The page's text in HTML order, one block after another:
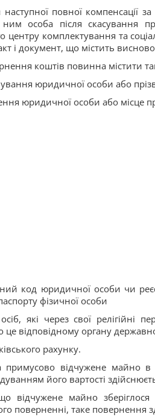
повної компенсації
особа після скасування
центру комплектування та
і документ, що містить
коштів повинна містити
юридичної особи або
юридичної особи або місце
код юридичної особи чи
фізичної особи
які через свої релігійні
відповідному органу
рахунку.
примусово відчужене майно
його вартості
відчужене майно
поверненні, таке повернення